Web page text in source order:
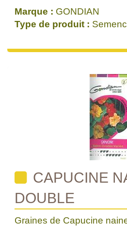
Marque : GONDIAN
Type de produit :
CAPUCINE
DOUBLE
Graines de Capucine